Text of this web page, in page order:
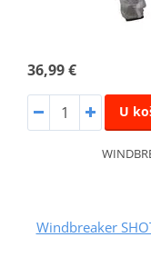
36,99 €
U
Windbreaker